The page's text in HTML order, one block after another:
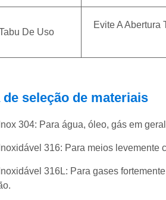
De Uso
Evite A Abertura
de seleção de materiais
304: Para água, óleo, gás em
316: Para meios levemente
316L: Para gases